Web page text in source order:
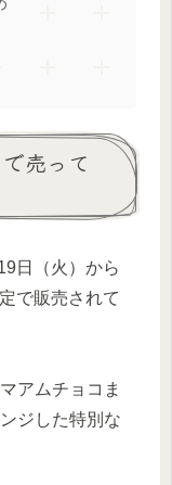
売って
日（火）から
で販売されて
アムチョコま
ジした特別な